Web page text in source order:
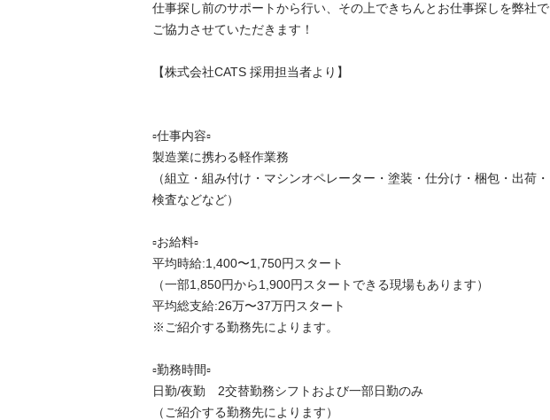
仕事探し前のサポートから行い、その上できちんとお仕事探しを弊社で
ご協力させていただきます！
【株式会社CATS 採用担当者より】
▫️仕事内容▫️
製造業に携わる軽作業務
（組立・組み付け・マシンオペレーター・塗装・仕分け・梱包・出荷・
検査などなど）
▫️お給料▫️
平均時給:1,400〜1,750円スタート
（一部1,850円から1,900円スタートできる現場もあります）
平均総支給:26万〜37万円スタート
※ご紹介する勤務先によります。
▫️勤務時間▫️
日勤/夜勤　2交替勤務シフトおよび一部日勤のみ
（ご紹介する勤務先によります）